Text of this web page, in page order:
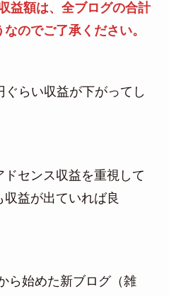
益額は、全ブログの合計
のでご了承ください。
らい収益が下がってし
センス収益を重視して
益が出ていれば良
ら始めた新ブログ（雑